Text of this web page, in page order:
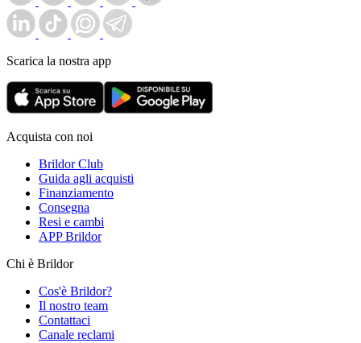
Scarica la nostra app
Acquista con noi
Brildor Club
Guida agli acquisti
Finanziamento
Consegna
Resi e cambi
APP Brildor
Chi è Brildor
Cos'è Brildor?
Il nostro team
Contattaci
Canale reclami